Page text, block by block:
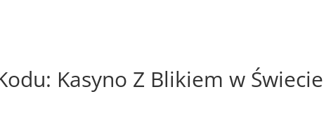
Kasyno Z Blikiem w Świecie